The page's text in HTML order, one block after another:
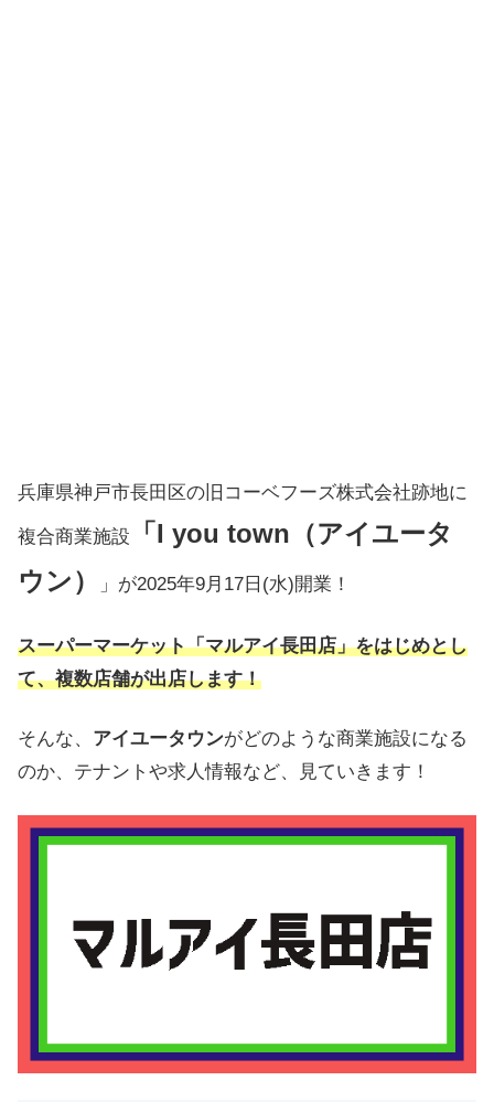
兵庫県神戸市長田区の旧コーベフーズ株式会社跡地に
複合商業施設
「I you town（アイユータ
ウン）
」が2025年9月17日(水)開業！
スーパーマーケット「マルアイ長田店」をはじめとし
て、複数店舗が出店します！
そんな、 アイユータウンがどのような商業施設になる
のか、テナントや求人情報など、見ていきます！